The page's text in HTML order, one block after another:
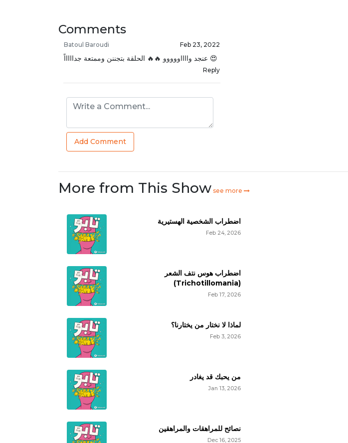
Comments
Batoul Baroudi Feb 23, 2022
عنجد وااااووووو 🔥🔥 الحلقة بتجننن وممتعة جداااااً 😍
Reply
Add Comment
More from This Show see more
اضطراب الشخصية الهستيرية
Feb 24, 2026
اضطراب هوس نتف الشعر
(Trichotillomania)
Feb 17, 2026
لماذا لا نختار من يختارنا؟
Feb 3, 2026
من يحبك قد يغادر
Jan 13, 2026
نصائح للمراهقات والمراهقين
Dec 16, 2025